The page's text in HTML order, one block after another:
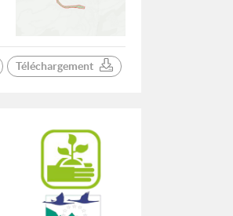
Téléchargement